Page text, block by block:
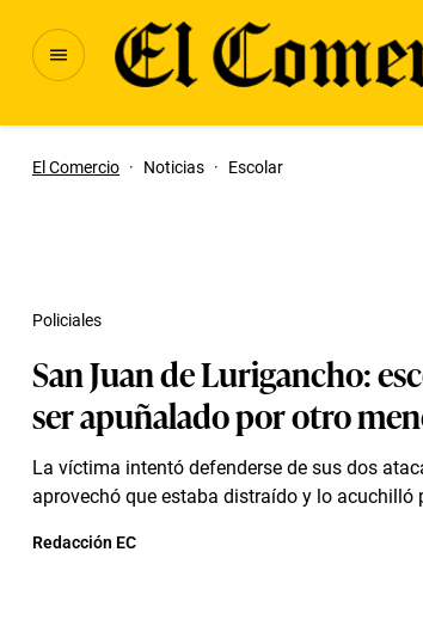
El Comercio · Noticias · Escolar
San Juan de Lurigancho:
ser apuñalado por otro
La víctima intentó defenderse de sus dos
aprovechó que estaba distraído y lo acuchilló
Policiales
Redacción EC